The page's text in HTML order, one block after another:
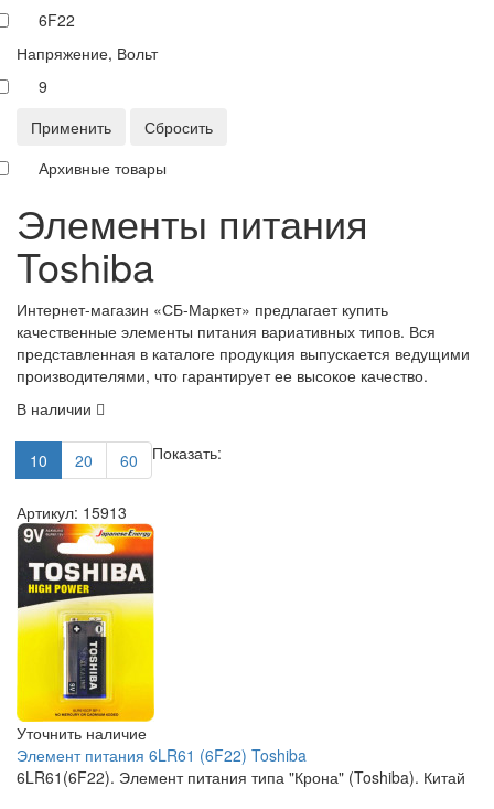
6F22
Напряжение, Вольт
9
Применить
Сбросить
Архивные товары
Элементы питания
Toshiba
Интернет-магазин «СБ-Маркет» предлагает купить
качественные элементы питания вариативных типов. Вся
представленная в каталоге продукция выпускается ведущими
производителями, что гарантирует ее высокое качество.
В наличии
Показать:
10 20 60
Артикул: 15913
Уточнить наличие
Элемент питания 6LR61 (6F22) Toshiba
6LR61(6F22). Элемент питания типа "Крона" (Toshiba). Китай